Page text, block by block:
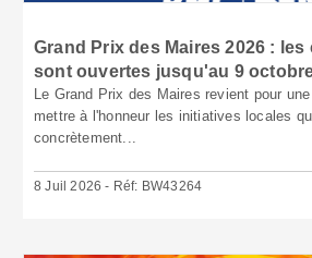
Grand Prix des Maires 2026 :
sont ouvertes jusqu'au 9
Le Grand Prix des Maires revient pour
mettre à l'honneur les initiatives locales
concrètement...
8 Juil 2026 - Réf: BW43264